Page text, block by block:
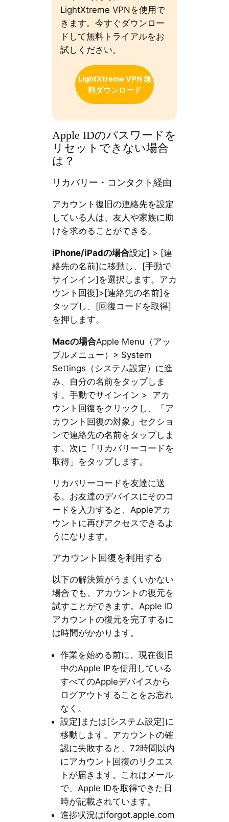
LightXtreme VPNを使用で
きます。今すぐダウンロー
ドして無料トライアルをお
試しください。
LightXtreme VPN 無
料ダウンロード
Apple IDのパスワードを
リセットできない場合
は？
リカバリー・コンタクト経由
アカウント復旧の連絡先を設定
している人は、友人や家族に助
けを求めることができる。
iPhone/iPadの場合設定] > [連
絡先の名前]に移動し、[手動で
サインイン]を選択します。アカ
ウント回復]>[連絡先の名前]を
タップし、[回復コードを取得]
を押します。
Macの場合Apple Menu（アッ
プルメニュー）> System
Settings（システム設定）に進
み、自分の名前をタップしま
す。手動でサインイン > アカ
ウント回復をクリックし、「ア
カウント回復の対象」セクショ
ンで連絡先の名前をタップしま
す。次に「リカバリーコードを
取得」をタップします。
リカバリーコードを友達に送
る。お友達のデバイスにそのコ
ードを入力すると、Appleアカ
ウントに再びアクセスできるよ
うになります。
アカウント回復を利用する
以下の解決策がうまくいかない
場合でも、アカウントの復元を
試すことができます。Apple ID
アカウントの復元を完了するに
は時間がかかります。
作業を始める前に、現在復旧
中のApple IPを使用している
すべてのAppleデバイスから
ログアウトすることをお忘れ
なく。
設定]または[システム設定]に
移動します。アカウントの確
認に失敗すると、72時間以内
にアカウント回復のリクエス
トが届きます。これはメール
で、Apple IDを取得できた日
時が記載されています。
進捗状況はiforgot.apple.com